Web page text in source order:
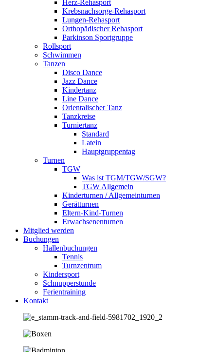
Herz-Rehasport
Krebsnachsorge-Rehasport
Lungen-Rehasport
Orthopädischer Rehasport
Parkinson Sportgruppe
Rollsport
Schwimmen
Tanzen
Disco Dance
Jazz Dance
Kindertanz
Line Dance
Orientalischer Tanz
Tanzkreise
Turniertanz
Standard
Latein
Hauptgruppentag
Turnen
TGW
Was ist TGM/TGW/SGW?
TGW Allgemein
Kinderturnen / Allgemeinturnen
Gerätturnen
Eltern-Kind-Turnen
Erwachsenenturnen
Mitglied werden
Buchungen
Hallenbuchungen
Tennis
Turnzentrum
Kindersport
Schnupperstunde
Ferientraining
Kontakt